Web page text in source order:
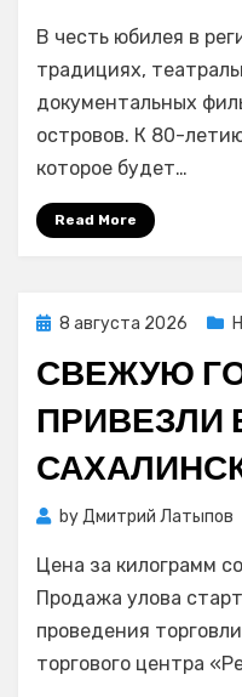
В честь юбилея в
традициях,
документальных
островов. К 80-
которое будет…
Read More
Posted
8 августа 2026
СВЕЖУЮ
byДмитрий Латыпов
Цена за килограмм
Продажа улова
проведения
торгового центра